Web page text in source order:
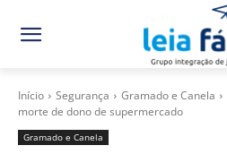
Início Segurança Gramado e Canela
morte de dono de supermercado
Gramado e Canela